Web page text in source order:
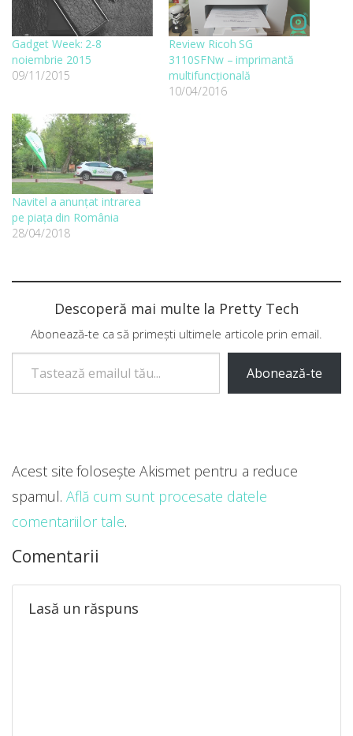
Gadget Week: 2-8
noiembrie 2015
09/11/2015
Review Ricoh SG
3110SFNw – imprimantă
multifuncțională
10/04/2016
Navitel a anunțat intrarea
pe piața din România
28/04/2018
Descoperă mai multe la Pretty Tech
Abonează-te ca să primești ultimele articole prin email.
Tastează emailul tău...
Abonează-te
Comentarii
Lasă un răspuns
Acest site folosește Akismet pentru a reduce
spamul. Află cum sunt procesate datele
comentariilor tale.